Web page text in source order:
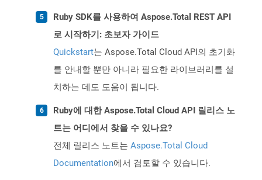
Ruby SDK를 사용하여 Aspose.Total REST API
로 시작하기: 초보자 가이드
Quickstart는 Aspose.Total Cloud API의 초기화
를 안내할 뿐만 아니라 필요한 라이브러리를 설
치하는 데도 도움이 됩니다.
Ruby에 대한 Aspose.Total Cloud API 릴리스 노
트는 어디에서 찾을 수 있나요?
전체 릴리스 노트는 Aspose.Total Cloud
Documentation에서 검토할 수 있습니다.